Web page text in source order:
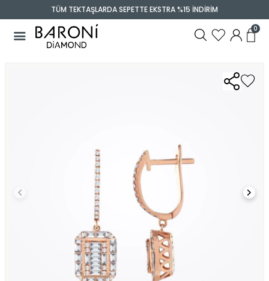
TÜM TEKTAŞLARDA SEPETTE EKSTRA %15 İNDİRİM
0